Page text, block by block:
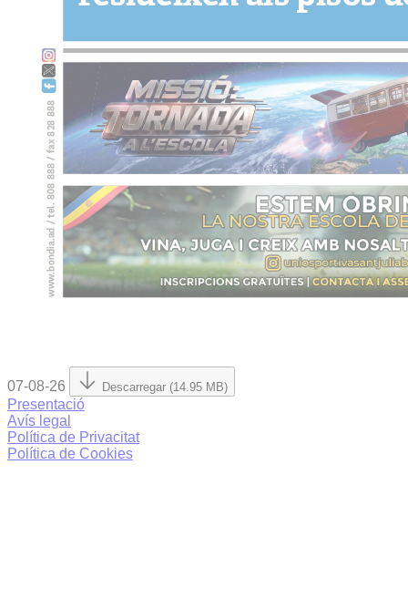
07-08-26 Descarregar (14.95 MB)
Presentació
Avís legal
Política de Privacitat
Política de Cookies